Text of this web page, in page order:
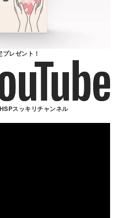
レゼント！
スッキリチャンネル